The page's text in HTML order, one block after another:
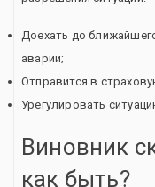
Доехать до
аварии;
Отправится в
Урегулировать
Виновник
как быть?